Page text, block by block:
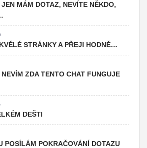
MÁM DOTAZ, NEVÍTE NĚKDO,
STRÁNKY A PŘEJI HODNĚ…
ZDA TENTO CHAT FUNGUJE
DEŠTI
POSÍLÁM POKRAČOVÁNÍ DOTAZU